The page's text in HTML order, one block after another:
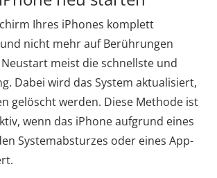
Ihres iPhones komplett
nicht mehr auf Berührungen
meist die schnellste und
Dabei wird das System aktualisiert,
gelöscht werden. Diese Methode ist
wenn das iPhone aufgrund eines
Systemabsturzes oder eines App-